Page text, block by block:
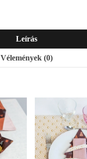
Leírás
Vélemények (0)